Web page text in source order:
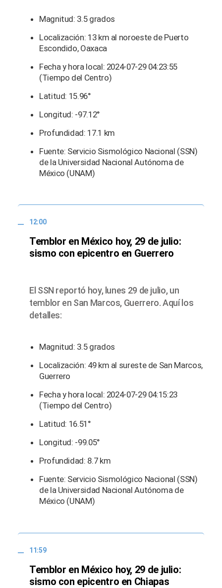
Magnitud: 3.5 grados
Localización: 13 km al noroeste de Puerto
Escondido, Oaxaca
Fecha y hora local: 2024-07-29 04:23:55
(Tiempo del Centro)
Latitud: 15.96°
Longitud: -97.12°
Profundidad: 17.1 km
Fuente: Servicio Sismológico Nacional (SSN)
de la Universidad Nacional Autónoma de
México (UNAM)
12:00
Temblor en México hoy, 29 de julio:
sismo con epicentro en Guerrero
El SSN reportó hoy, lunes 29 de julio, un
temblor en San Marcos, Guerrero. Aquí los
detalles:
Magnitud: 3.5 grados
Localización: 49 km al sureste de San Marcos,
Guerrero
Fecha y hora local: 2024-07-29 04:15:23
(Tiempo del Centro)
Latitud: 16.51°
Longitud: -99.05°
Profundidad: 8.7 km
Fuente: Servicio Sismológico Nacional (SSN)
de la Universidad Nacional Autónoma de
México (UNAM)
11:59
Temblor en México hoy, 29 de julio:
sismo con epicentro en Chiapas